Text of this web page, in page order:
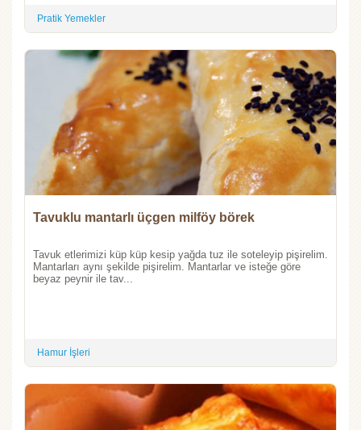
Pratik Yemekler
Tavuklu mantarlı üçgen milföy börek
Tavuk etlerimizi küp küp kesip yağda tuz ile soteleyip pişirelim.
Mantarları aynı şekilde pişirelim. Mantarlar ve isteğe göre
beyaz peynir ile tav...
Hamur İşleri